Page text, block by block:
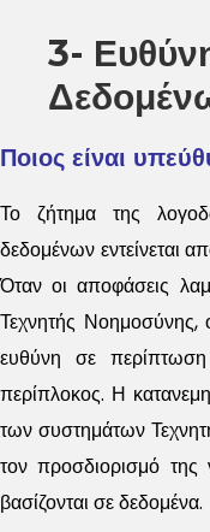
3-
Ποιος είναι
Το ζήτημα της
δεδομένων εντείνεται
Όταν οι αποφάσεις
Τεχνητής Νοημοσύνης,
ευθύνη σε
περίπλοκος. Η
των συστημάτων
τον προσδιορισμό
βασίζονται σε δεδομένα.